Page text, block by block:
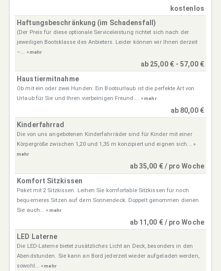
kostenlos
Haftungsbeschränkung (im Schadensfall)
(Der Preis für diese optionale Serviceleistung richtet sich nach der
jeweiligen Bootsklasse des Anbieters. Leider können wir Ihnen derzeit
–... » mehr
ab 25,00 € - 57,00 €
Haustiermitnahme
Ob mit ein oder zwei Hunden: Ein Bootsurlaub ist die perfekte Art von
Urlaub für Sie und Ihren vierbeinigen Freund....» mehr
ab 80,00 €
Kinderfahrrad
Die von uns angebotenen Kinderfahrräder sind für Kinder mit einer
Körpergröße zwischen 1,20 und 1,35 m konzipiert und eignen sich... »
mehr
ab 35,00 € / pro Woche
Komfort Sitzkissen
Paket mit 2 Sitzkissen. Leihen Sie komfortable Sitzkissen für noch
bequemeres Sitzen auf dem Sonnendeck. Doppelt genommen dienen
Sie auch...» mehr
ab 11,00 € / pro Woche
LED Laterne
Die LED-Laterne bietet zusätzliches Licht an Deck, besonders in den
Abendstunden. Sie kann an Bord jederzeit wieder aufgeladen werden,
sowohl...» mehr